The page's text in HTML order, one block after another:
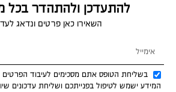
להתעדכן ולהתהדר
השאירו כאן פרטים ונדאג
בשליחת הטופס אתם מסכימים לעיבוד
המידע ישמש לטיפול בפנייתכם ושליחת עדכונים